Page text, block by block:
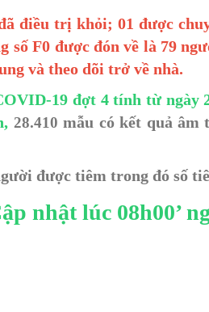
điều trị khỏi; 01 được
số F0 được đón về là 79
và theo dõi trở về nhà.
19 đợt 4 tính từ ngày
28.410 mẫu có kết quả âm
được tiêm trong đó số
nhật lúc 08h00’